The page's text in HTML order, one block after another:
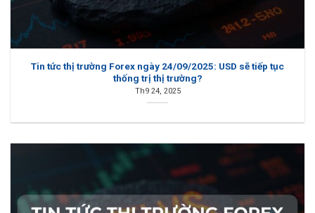
Tin tức thị trường Forex ngày 24/09/2025: USD sẽ tiếp tục
thống trị thị trường?
Th9 24, 2025